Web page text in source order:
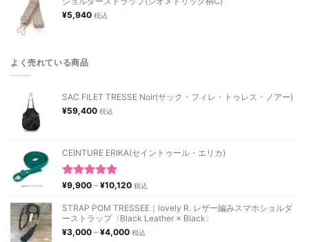
¥5,940 税込
よく売れている商品
SAC FILET TRESSE Noir(サック・フィレ・トゥレス・ノアー)
¥59,400 税込
CEINTURE ERIKA(セイントゥール・エリカ)
5段階中
¥9,900 – ¥10,120価
帯:
¥9,900
¥10,120
税込
STRAP POM TRESSEE｜lovely R. レザー編みスマホショルダ
ーストラップ〈Black Leather × Black〉
¥3,000 – ¥4,000価税込